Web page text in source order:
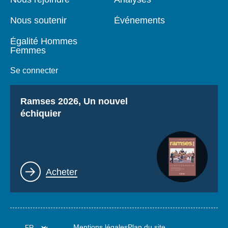
Nous soutenir
Égalité Hommes
Femmes
Se connecter
Événements
Titre
Ramses 2026, Un nouvel
échiquier
Lien
Acheter